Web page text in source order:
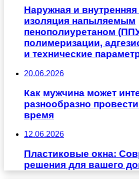
Наружная и
изоляция напыляемым
пенополиуретаном
полимеризации,
и технические
20.06.2026
Как мужчина может
разнообразно
время
12.06.2026
Пластиковые окна:
решения для вашего